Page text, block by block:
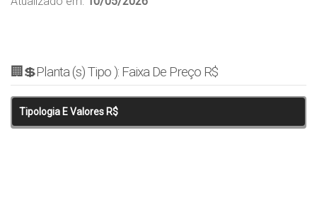
🏢💲Planta (s) Tipo ): Faixa De Preço R$
Tipologia E Valores R$